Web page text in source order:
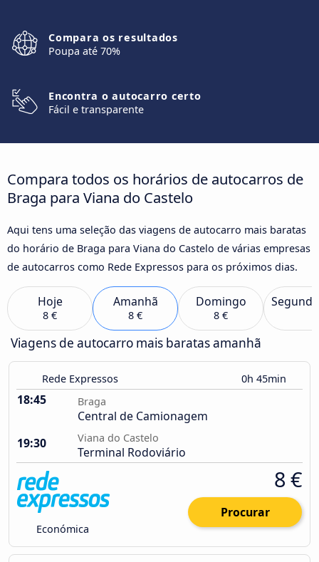
Compara os resultados
Poupa até 70%
Encontra o autocarro certo
Fácil e transparente
Compara todos os horários de autocarros de
Braga para Viana do Castelo
Aqui tens uma seleção das viagens de autocarro mais baratas
do horário de Braga para Viana do Castelo de várias empresas
de autocarros como Rede Expressos para os próximos dias.
Hoje
8 €
Amanhã
8 €
Domingo
8 €
Viagens de autocarro mais baratas amanhã
Rede Expressos 0h 45min
18:45 Braga
Central de Camionagem
19:30
Viana do Castelo
Terminal Rodoviário
Económica
8 €
Procurar